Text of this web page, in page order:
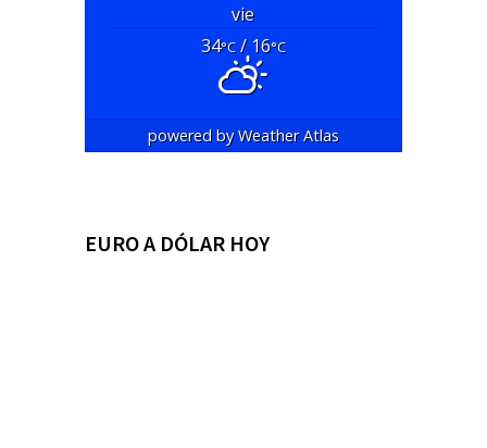
vie
34°C/ 16°C
powered byWeather Atlas
EURO A DÓLAR HOY